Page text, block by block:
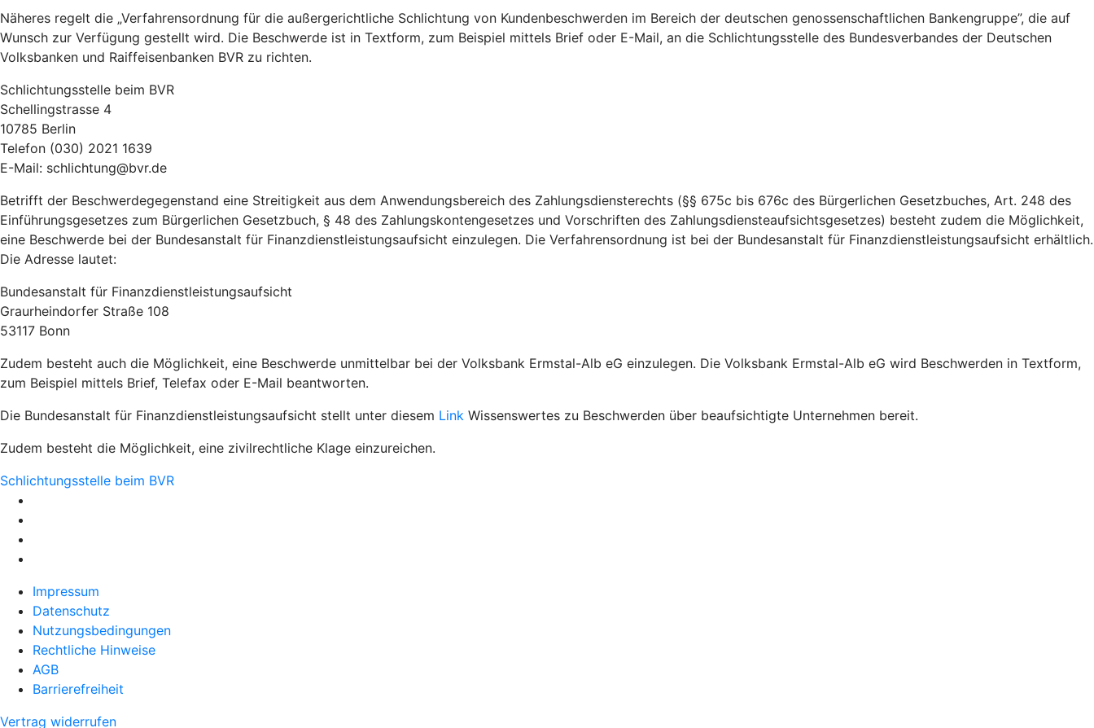
Näheres regelt die „Verfahrensordnung für die außergerichtliche Schlichtung von Kundenbeschwerden im Bereich der deutschen genossenschaftlichen Bankengruppe”, die auf
Wunsch zur Verfügung gestellt wird. Die Beschwerde ist in Textform, zum Beispiel mittels Brief oder E-Mail, an die Schlichtungsstelle des Bundesverbandes der Deutschen
Volksbanken und Raiffeisenbanken BVR zu richten.
Schlichtungsstelle beim BVR
Schellingstrasse 4
10785 Berlin
Telefon (030) 2021 1639
E-Mail: schlichtung@bvr.de
Betrifft der Beschwerdegegenstand eine Streitigkeit aus dem Anwendungsbereich des Zahlungsdiensterechts (§§ 675c bis 676c des Bürgerlichen Gesetzbuches, Art. 248 des
Einführungsgesetzes zum Bürgerlichen Gesetzbuch, § 48 des Zahlungskontengesetzes und Vorschriften des Zahlungsdiensteaufsichtsgesetzes) besteht zudem die Möglichkeit,
eine Beschwerde bei der Bundesanstalt für Finanzdienstleistungsaufsicht einzulegen. Die Verfahrensordnung ist bei der Bundesanstalt für Finanzdienstleistungsaufsicht erhältlich.
Die Adresse lautet:
Bundesanstalt für Finanzdienstleistungsaufsicht
Graurheindorfer Straße 108
53117 Bonn
Zudem besteht auch die Möglichkeit, eine Beschwerde unmittelbar bei der Volksbank Ermstal-Alb eG einzulegen. Die Volksbank Ermstal-Alb eG wird Beschwerden in Textform,
zum Beispiel mittels Brief, Telefax oder E-Mail beantworten.
Die Bundesanstalt für Finanzdienstleistungsaufsicht stellt unter diesem Link Wissenswertes zu Beschwerden über beaufsichtigte Unternehmen bereit.
Zudem besteht die Möglichkeit, eine zivilrechtliche Klage einzureichen.
Schlichtungsstelle beim BVR
Impressum
Datenschutz
Nutzungsbedingungen
Rechtliche Hinweise
AGB
Barrierefreiheit
Vertrag widerrufen